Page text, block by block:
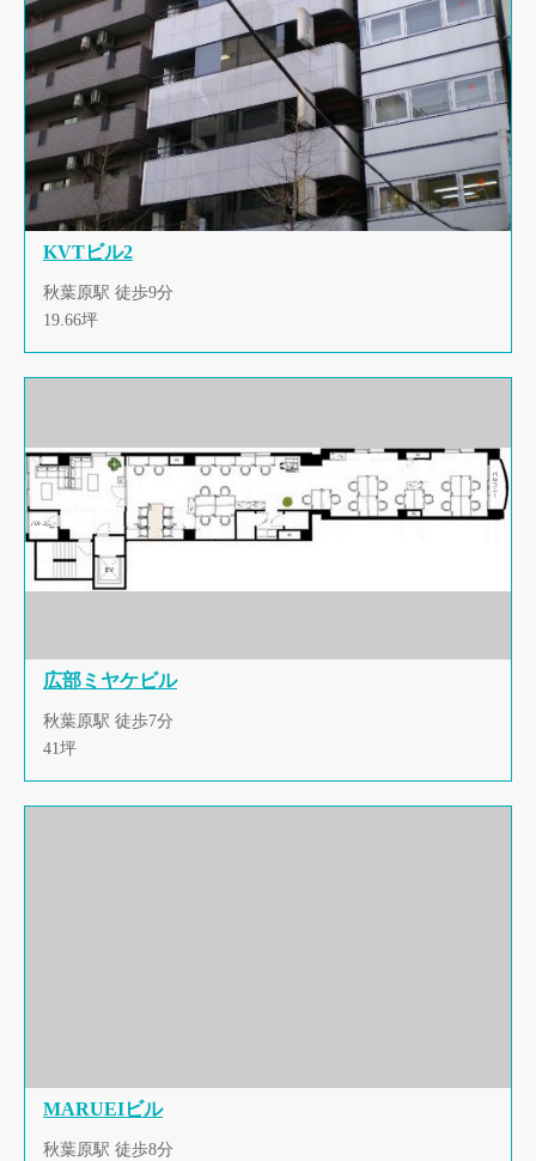
KVTビル2
秋葉原駅 徒歩9分
19.66坪
広部ミヤケビル
秋葉原駅 徒歩7分
41坪
MARUEIビル
秋葉原駅 徒歩8分